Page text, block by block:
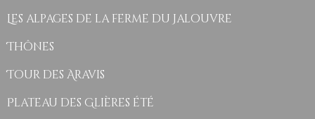
Les alpages de la ferme du Jalouvre
Thônes
Tour des Aravis
Plateau des Glières été